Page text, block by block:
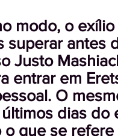
modo, o
superar antes
Justo
entrar em
O
dias do
que se